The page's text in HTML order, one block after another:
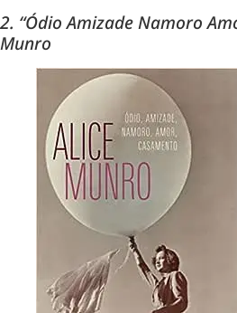
2. “Ódio Amizade Namoro
Munro